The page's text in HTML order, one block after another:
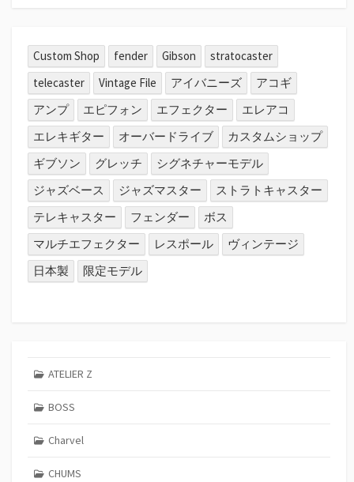
Custom Shop fender Gibson
stratocaster
telecaster
Vintage File アイバニーズ
アコギ
アンプ
エピフォン エフェクター
エレアコ
エレキギター
オーバードライブ
カスタムショップ
ギブソン
グレッチ
シグネチャーモデル
ジャズベース
ジャズマスター
ストラトキャスター
テレキャスター
フェンダー
ボス
マルチエフェクター
レスポール
ヴィンテージ
日本製
限定モデル
ATELIER Z
BOSS
Charvel
CHUMS